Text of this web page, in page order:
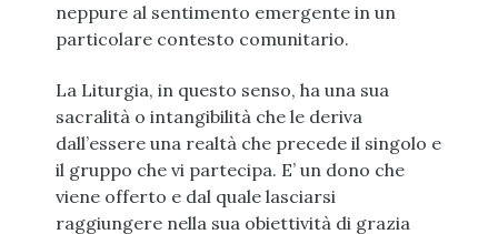
neppure al sentimento emergente in un
particolare contesto comunitario.
La Liturgia, in questo senso, ha una sua
sacralità o intangibilità che le deriva
dall’essere una realtà che precede il singolo e
il gruppo che vi partecipa. E’ un dono che
viene offerto e dal quale lasciarsi
raggiungere nella sua obiettività di grazia